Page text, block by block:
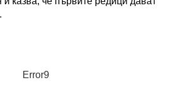
Error9